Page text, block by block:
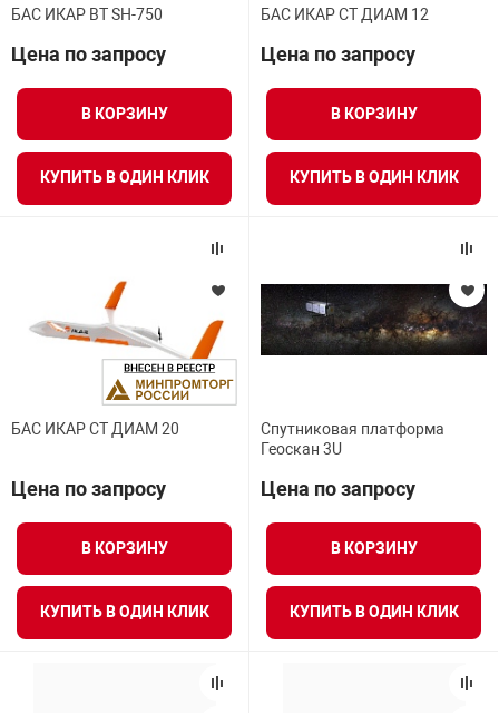
БАС ИКАР ВТ SH-750
Цена по запросу
В КОРЗИНУ
КУПИТЬ В ОДИН КЛИК
БАС ИКАР СТ ДИАМ 12
Цена по запросу
В КОРЗИНУ
КУПИТЬ В ОДИН КЛИК
БАС ИКАР СТ ДИАМ 20
Цена по запросу
В КОРЗИНУ
КУПИТЬ В ОДИН КЛИК
Спутниковая платформа
Геоскан 3U
Цена по запросу
В КОРЗИНУ
КУПИТЬ В ОДИН КЛИК